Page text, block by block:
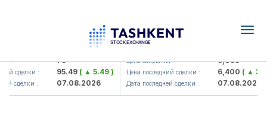
: 79
сделки : 95.49( ▲ 5.49 )
сделки : 07.08.2026
UZMK (<O'zmetkombinat> AJ)
Цена закрытия : 6,099
Цена последний сделки : 6,400( ▲
Дата последней сделки : 07.08.2026